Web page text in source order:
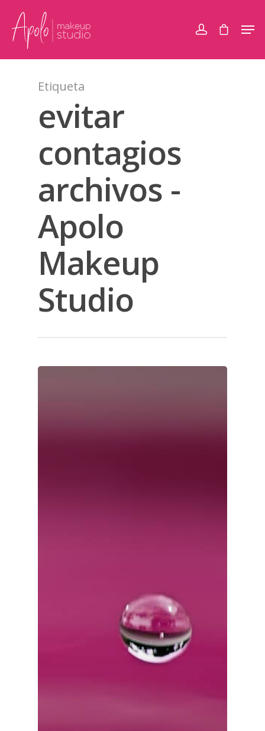
Etiqueta
evitar
contagios
archivos -
Apolo
Makeup
Studio